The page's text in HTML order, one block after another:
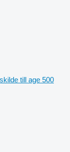
till age 500